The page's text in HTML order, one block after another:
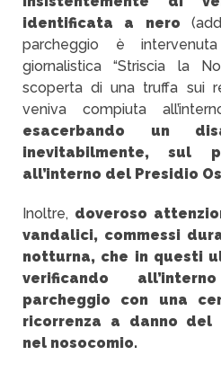
identificata a nero
parcheggio è
giornalistica “Striscia la
scoperta di una truffa sui
veniva compiuta
esacerbando un
inevitabilmente, sul
all’interno del Presidio
Inoltre, doveroso
vandalici, commessi
notturna, che in questi
verificando
parcheggio con una
ricorrenza a danno del
nel nosocomio.